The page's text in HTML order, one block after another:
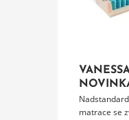
matrace se